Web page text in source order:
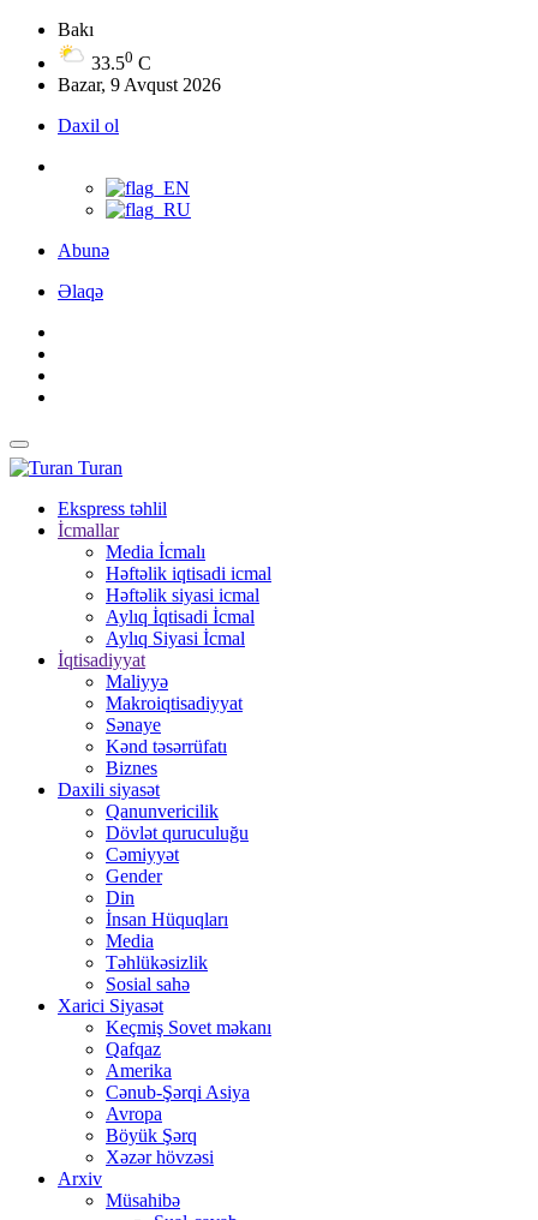
Bakı
33.50 C
Bazar, 9 Avqust 2026
Daxil ol
Abunə
Əlaqə
Turan
Ekspress təhlil
İcmallar
Media İcmalı
Həftəlik iqtisadi icmal
Həftəlik siyasi icmal
Aylıq İqtisadi İcmal
Aylıq Siyasi İcmal
İqtisadiyyat
Maliyyə
Makroiqtisadiyyat
Sənaye
Kənd təsərrüfatı
Biznes
Daxili siyasət
Qanunvericilik
Dövlət quruculuğu
Cəmiyyət
Gender
Din
İnsan Hüquqları
Media
Təhlükəsizlik
Sosial sahə
Xarici Siyasət
Keçmiş Sovet məkanı
Qafqaz
Amerika
Cənub-Şərqi Asiya
Avropa
Böyük Şərq
Xəzər hövzəsi
Arxiv
Müsahibə